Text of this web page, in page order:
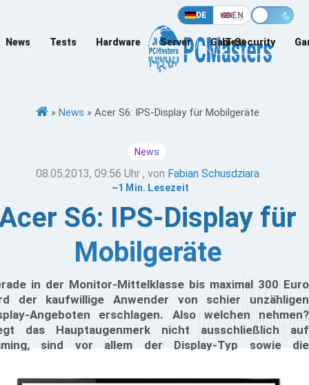
DE EN
News Tests Hardware Server Games
IT-Security
» News » Acer S6: IPS-Display für Mobilgeräte
News
08.05.2013, 09:56 Uhr , von Fabian Schusdziara
~1 Min. Lesezeit
S6: IPS-Display für
Mobilgeräte
in der Monitor-Mittelklasse bis maximal 300 Euro
der kaufwillige Anwender von schier unzähligen
Angeboten erschlagen. Also welchen nehmen?
das Hauptaugenmerk nicht ausschließlich auf
sind vor allem der Display-Typ sowie die
hier trennt sich oftmals die TN-Spreu vom IPS-